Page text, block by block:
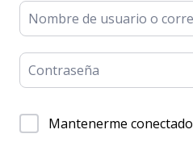
Mantenerme conectado